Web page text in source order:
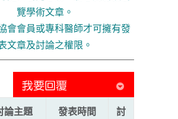
覽學術文章。
會會員或專科醫師才可擁有發
文章及討論之權限。
論主題 發表時間
討